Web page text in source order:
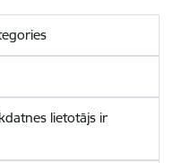
lietotājs ir